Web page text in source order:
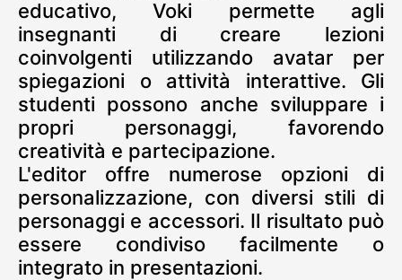
educativo, Voki permette agli
insegnanti di creare lezioni
coinvolgenti utilizzando avatar per
spiegazioni o attività interattive. Gli
studenti possono anche sviluppare i
propri personaggi, favorendo
creatività e partecipazione.
L'editor offre numerose opzioni di
personalizzazione, con diversi stili di
personaggi e accessori. Il risultato può
essere condiviso facilmente o
integrato in presentazioni.